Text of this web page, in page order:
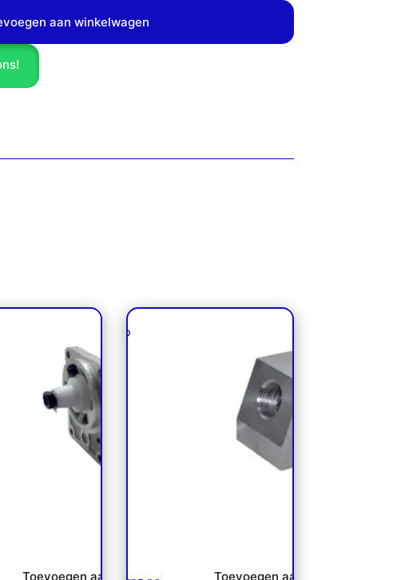
aan winkelwagen
Toevoegen aan Toevoegen aan